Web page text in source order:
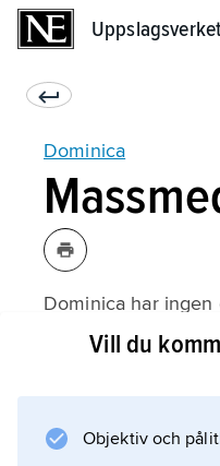
Dominica
Dominica har
tidningarna är New
Vill du
Objektiv och